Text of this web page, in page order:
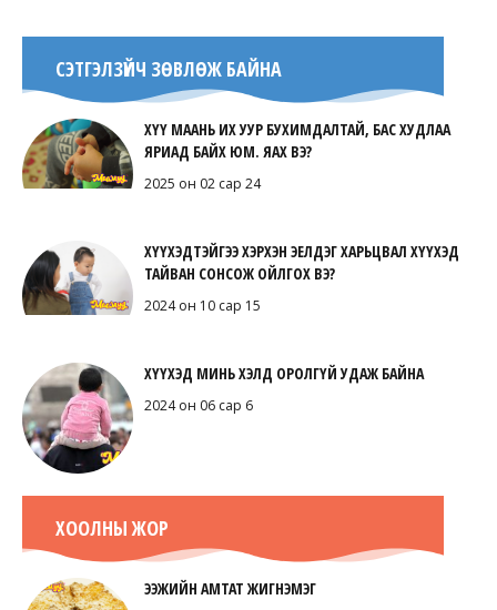
СЭТГЭЛЗҮЙЧ ЗӨВЛӨЖ БАЙНА
ХҮҮ МААНЬ ИХ УУР БУХИМДАЛТАЙ, БАС ХУДЛАА
ЯРИАД БАЙХ ЮМ. ЯАХ ВЭ?
2025 он 02 сар 24
ХҮҮХЭДТЭЙГЭЭ ХЭРХЭН ЭЕЛДЭГ ХАРЬЦВАЛ ХҮҮХЭД
ТАЙВАН СОНСОЖ ОЙЛГОХ ВЭ?
2024 он 10 сар 15
ХҮҮХЭД МИНЬ ХЭЛД ОРОЛГҮЙ УДАЖ БАЙНА
2024 он 06 сар 6
ХООЛНЫ ЖОР
ЭЭЖИЙН АМТАТ ЖИГНЭМЭГ